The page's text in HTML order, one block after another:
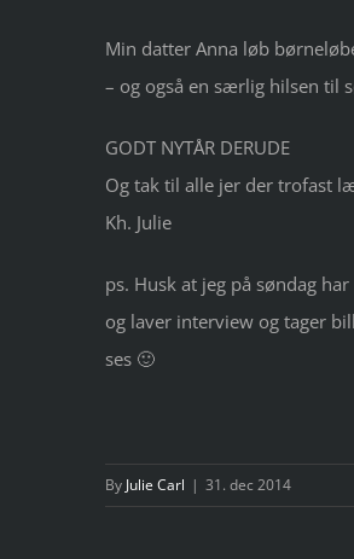
Min datter Anna løb
– og også en særlig hilsen til
GODT NYTÅR DERUDE
Og tak til alle jer der trofast
Kh. Julie
ps. Husk at jeg på søndag har
og laver interview og tager
ses 🙂
By Julie Carl | 31. dec 2014